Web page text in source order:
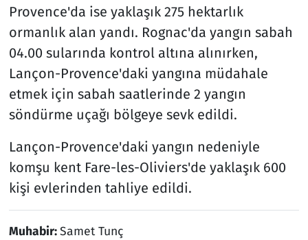
Provence'da ise yaklaşık 275 hektarlık
ormanlık alan yandı. Rognac'da yangın sabah
04.00 sularında kontrol altına alınırken,
Lançon-Provence'daki yangına müdahale
etmek için sabah saatlerinde 2 yangın
söndürme uçağı bölgeye sevk edildi.
Lançon-Provence'daki yangın nedeniyle
komşu kent Fare-les-Oliviers'de yaklaşık 600
kişi evlerinden tahliye edildi.
Muhabir:Samet Tunç